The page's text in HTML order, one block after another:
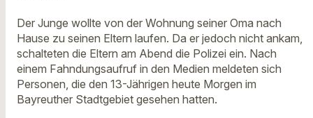
Der Junge wollte von der Wohnung seiner Oma nach
Hause zu seinen Eltern laufen. Da er jedoch nicht ankam,
schalteten die Eltern am Abend die Polizei ein. Nach
einem Fahndungsaufruf in den Medien meldeten sich
Personen, die den 13-Jährigen heute Morgen im
Bayreuther Stadtgebiet gesehen hatten.